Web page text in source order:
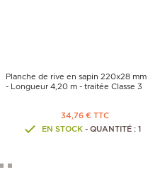
Planche de rive en sapin 220x28 mm
- Longueur 4,20 m - traitée Classe 3
34,76 € TTC
EN STOCK- QUANTITÉ : 1